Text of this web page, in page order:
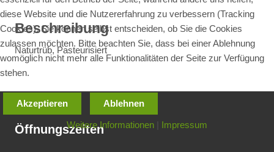
Beschreibung
Naturtrüb, Pasteurisiert
Öffnungszeiten
diese Website und die Nutzererfahrung zu verbessern (Tracking
Cookies). Sie können selbst entscheiden, ob Sie die Cookies
zulassen möchten. Bitte beachten Sie, dass bei einer Ablehnung
womöglich nicht mehr alle Funktionalitäten der Seite zur Verfügung
stehen.
Akzeptieren Ablehnen
Weitere Informationen Impressum